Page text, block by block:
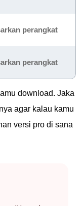
perangkat
perangkat
download. Jaka
agar kalau kamu
versi pro di sana